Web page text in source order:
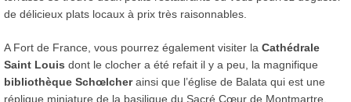
de délicieux plats locaux à prix très raisonnables.
A Fort de France, vous pourrez également visiter la Cathédrale
Saint Louis dont le clocher a été refait il y a peu, la magnifique
bibliothèque Schœlcherainsi que l’église de Balata qui est une
réplique miniature de la basilique du Sacré Cœur de Montmartre.